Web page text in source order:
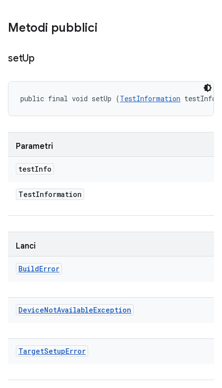
Metodi pubblici
setUp
public final void setUp (TestInformation testInfo)
Parametri
testInfo
TestInformation
Lanci
BuildError
DeviceNotAvailableException
TargetSetupError